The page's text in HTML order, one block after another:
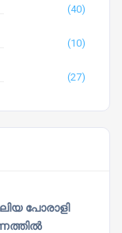
(40)
(10)
(27)
പോരാളി